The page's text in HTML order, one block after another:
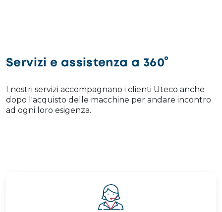
Servizi e assistenza a 360°
I nostri servizi accompagnano i clienti Uteco anche
dopo l'acquisto delle macchine per andare incontro
ad ogni loro esigenza.